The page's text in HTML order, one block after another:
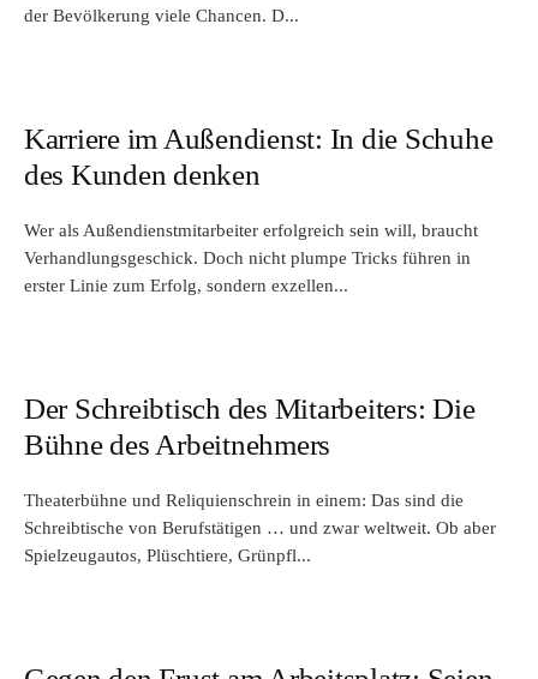
der Bevölkerung viele Chancen. D...
Karriere im Außendienst: In die Schuhe
des Kunden denken
Wer als Außendienstmitarbeiter erfolgreich sein will, braucht
Verhandlungsgeschick. Doch nicht plumpe Tricks führen in
erster Linie zum Erfolg, sondern exzellen...
Der Schreibtisch des Mitarbeiters: Die
Bühne des Arbeitnehmers
Theaterbühne und Reliquienschrein in einem: Das sind die
Schreibtische von Berufstätigen … und zwar weltweit. Ob aber
Spielzeugautos, Plüschtiere, Grünpfl...